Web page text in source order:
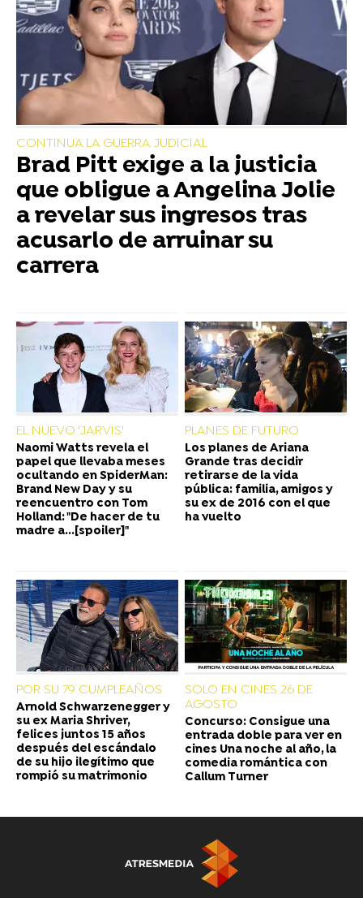
CONTINUA LA GUERRA JUDICIAL
Brad Pitt exige a la justicia
que obligue a Angelina Jolie
a revelar sus ingresos tras
acusarlo de arruinar su
carrera
EL NUEVO 'JARVIS'
Naomi Watts revela el
papel que llevaba meses
ocultando en SpiderMan:
Brand New Day y su
reencuentro con Tom
Holland: "De hacer de tu
madre a...[spoiler]"
PLANES DE FUTURO
Los planes de Ariana
Grande tras decidir
retirarse de la vida
pública: familia, amigos y
su ex de 2016 con el que
ha vuelto
POR SU 79 CUMPLEAÑOS
Arnold Schwarzenegger y
su ex Maria Shriver,
felices juntos 15 años
después del escándalo
de su hijo ilegítimo que
rompió su matrimonio
SOLO EN CINES 26 DE
AGOSTO
Concurso: Consigue una
entrada doble para ver en
cines Una noche al año, la
comedia romántica con
Callum Turner